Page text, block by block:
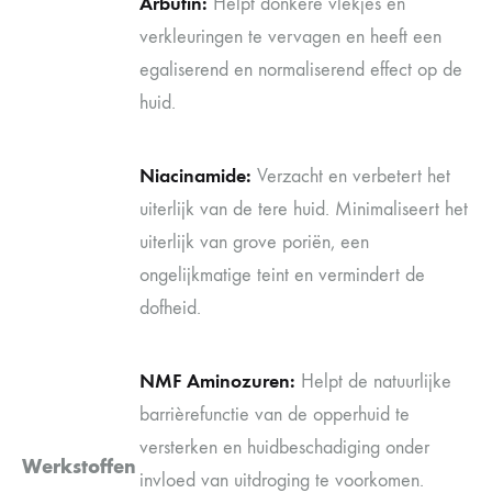
Werkstoffen
verkleuringen te vervagen en heeft een
egaliserend en normaliserend effect op de
huid.
Niacinamide: Verzacht en verbetert het
uiterlijk van de tere huid. Minimaliseert het
uiterlijk van grove poriën, een
ongelijkmatige teint en vermindert de
dofheid.
NMF Aminozuren: Helpt de natuurlijke
barrièrefunctie van de opperhuid te
versterken en huidbeschadiging onder
invloed van uitdroging te voorkomen.